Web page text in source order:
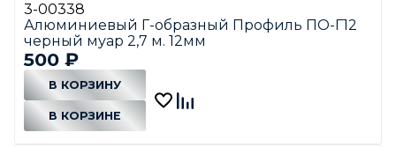
3-00338
Алюминиевый Г-образный Профиль ПО-Г12
черный муар 2,7 м. 12мм
500 ₽
В КОРЗИНУ
В КОРЗИНЕ